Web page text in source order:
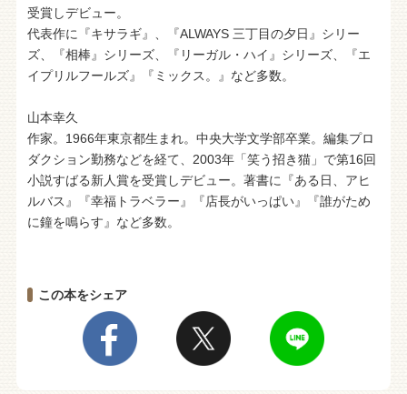
受賞しデビュー。
代表作に『キサラギ』、『ALWAYS 三丁目の夕日』シリー
ズ、『相棒』シリーズ、『リーガル・ハイ』シリーズ、『エ
イプリルフールズ』『ミックス。』など多数。
山本幸久
作家。1966年東京都生まれ。中央大学文学部卒業。編集プロ
ダクション勤務などを経て、2003年「笑う招き猫」で第16回
小説すばる新人賞を受賞しデビュー。著書に『ある日、アヒ
ルバス』『幸福トラベラー』『店長がいっぱい』『誰がため
に鐘を鳴らす』など多数。
この本をシェア